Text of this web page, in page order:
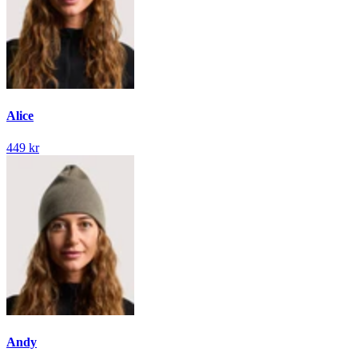
Alice
449 kr
Andy